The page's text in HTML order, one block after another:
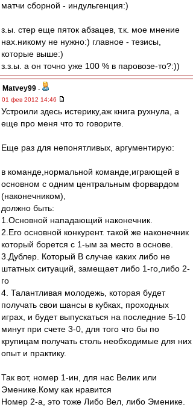
матчи сборной - индульгенция:)
з.ы. стер еще пяток абзацев, т.к. мое мнение
нах.никому не нужно:) главное - тезисы,
которые выше:)
з.з.ы. а он точно уже 100 % в паровозе-то?:))
Matvey99 -
01 фев 2012 14:46
Устроили здесь истерику,аж книга рухнула, а
еще про меня что то говорите.
Еще раз для непонятливых, аргументирую:
в команде,нормальной команде,играющей в
основном с одним центральным форвардом
(наконечником),
должно быть:
1.Основной нападающий наконечник.
2.Его основной конкурент. такой же наконечник
который борется с 1-ым за место в основе.
3.Дублер. Который В случае каких либо не
штатных ситуаций, замещает либо 1-го,либо 2-
го
4. Талантливая молодежь, которая будет
получать свои шансы в кубках, проходных
играх, и будет выпускаться на последние 5-10
минут при счете 3-0, для того что бы по
крупицам получать столь необходимые для них
опыт и практику.
Так вот, номер 1-ин, для нас Велик или
Эменике.Кому как нравится
Номер 2-а, это тоже Либо Вел, либо Эменике.